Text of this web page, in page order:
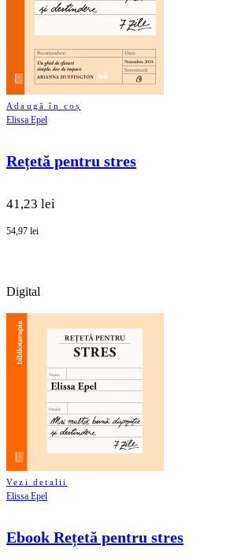
Adaugă în coș
Elissa Epel
Rețetă pentru stres
41,23 lei
54,97 lei
Digital
Vezi detalii
Elissa Epel
Ebook Rețetă pentru stres